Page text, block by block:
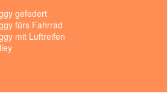
gefedert
fürs Fahrrad
mit Luftreifen